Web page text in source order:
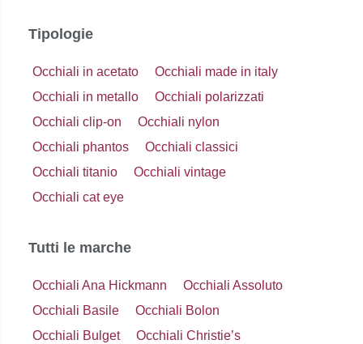
Tipologie
Occhiali in acetato
Occhiali made in italy
Occhiali in metallo
Occhiali polarizzati
Occhiali clip-on
Occhiali nylon
Occhiali phantos
Occhiali classici
Occhiali titanio
Occhiali vintage
Occhiali cat eye
Tutti le marche
Occhiali Ana Hickmann
Occhiali Assoluto
Occhiali Basile
Occhiali Bolon
Occhiali Bulget
Occhiali Christie’s